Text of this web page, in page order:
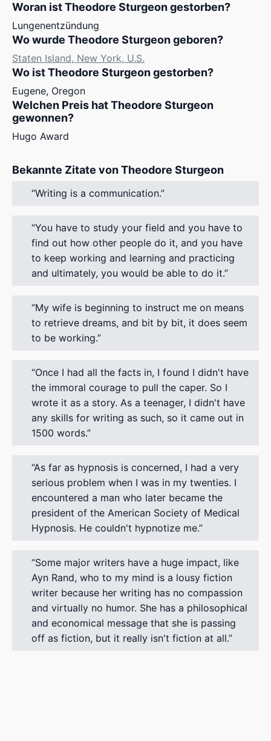
Woran ist Theodore Sturgeon gestorben?
Lungenentzündung
Wo wurde Theodore Sturgeon geboren?
Staten Island, New York, U.S.
Wo ist Theodore Sturgeon gestorben?
Eugene, Oregon
Welchen Preis hat Theodore Sturgeon
gewonnen?
Hugo Award
Bekannte Zitate von Theodore Sturgeon
Writing is a communication.
You have to study your field and you have to
find out how other people do it, and you have
to keep working and learning and practicing
and ultimately, you would be able to do it.
My wife is beginning to instruct me on means
to retrieve dreams, and bit by bit, it does seem
to be working.
Once I had all the facts in, I found I didn't have
the immoral courage to pull the caper. So I
wrote it as a story. As a teenager, I didn't have
any skills for writing as such, so it came out in
1500 words.
As far as hypnosis is concerned, I had a very
serious problem when I was in my twenties. I
encountered a man who later became the
president of the American Society of Medical
Hypnosis. He couldn't hypnotize me.
Some major writers have a huge impact, like
Ayn Rand, who to my mind is a lousy fiction
writer because her writing has no compassion
and virtually no humor. She has a philosophical
and economical message that she is passing
off as fiction, but it really isn't fiction at all.